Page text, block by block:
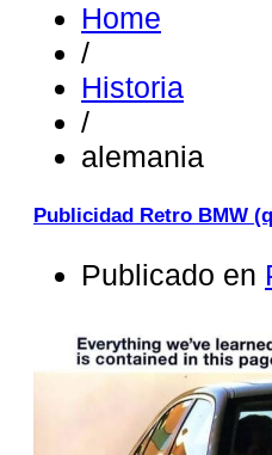
Home
/
Historia
/
alemania
Publicidad Retro BMW
Publicado en